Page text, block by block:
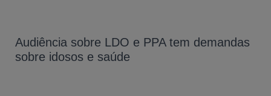
Audiência sobre LDO e PPA tem demandas
sobre idosos e saúde